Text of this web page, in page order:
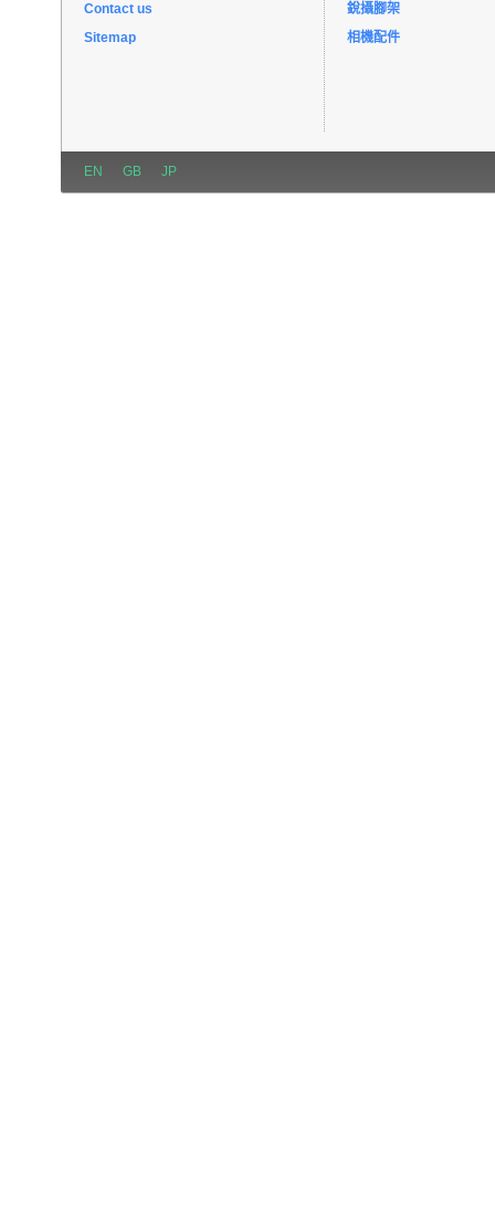
Contact us
Sitemap
EN GB JP
銳攝腳架
相機配件